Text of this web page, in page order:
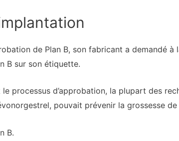
de Plan B, son fabricant a demandé
B sur son étiquette.
processus d’approbation, la plupart des
pouvait prévenir la grossesse
B.